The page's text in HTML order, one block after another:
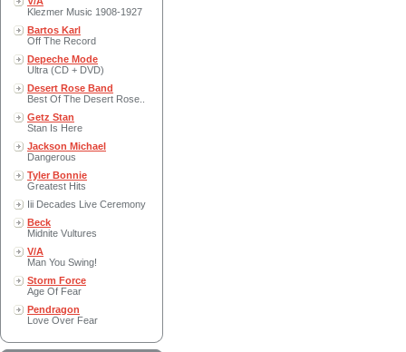
Klezmer Music 1908-1927
Bartos Karl
Off The Record
Depeche Mode
Ultra (CD + DVD)
Desert Rose Band
Best Of The Desert Rose..
Getz Stan
Stan Is Here
Jackson Michael
Dangerous
Tyler Bonnie
Greatest Hits
Iii Decades Live Ceremony
Beck
Midnite Vultures
V/A
Man You Swing!
Storm Force
Age Of Fear
Pendragon
Love Over Fear